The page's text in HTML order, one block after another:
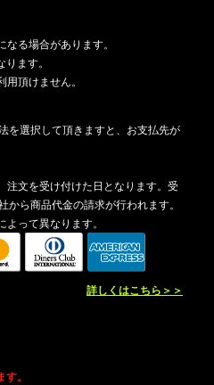
る場合があります。
ます。
頂けません。
を選択して頂きますと、お支払先が
文を受け付けた日となります。受
ら商品代金の請求が行われます。
って異なります。
詳しくはこちら＞＞
。